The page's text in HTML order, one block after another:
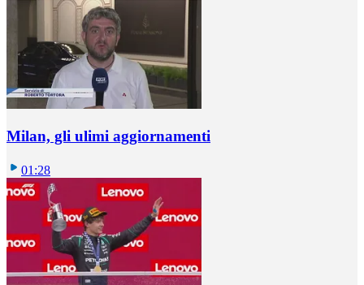
Milan, gli ulimi aggiornamenti
01:28